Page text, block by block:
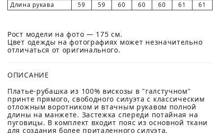
Длина рукава
59 59 60 60 60 61 61
Рост модели на фото — 175 см.
Цвет одежды на фотографиях может незначительно
отличаться от оригинального.
ОПИСАНИЕ
Платье-рубашка из 100% вискозы в "галстучном"
принте прямого, свободного силуэта с классическим
отложным воротником и втачным рукавом полной
длины на манжете. Застежка спереди потайная на
пуговицы. В комплект входит пояс из основной ткани
для создания более приталенного силуэта.